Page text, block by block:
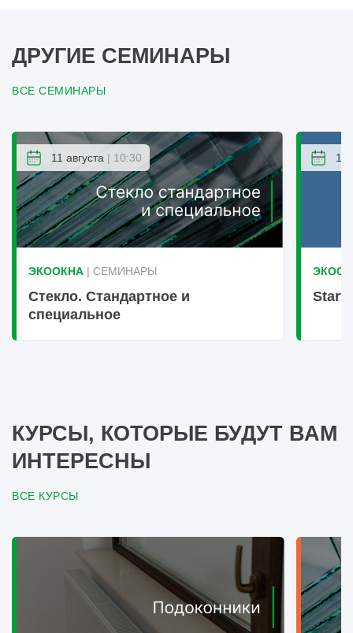
ДРУГИЕ СЕМИНАРЫ
ВСЕ СЕМИНАРЫ
11 августа | 10:30
ЭКООКНА | СЕМИНАРЫ
Стекло. Стандартное и
специальное
12
КУРСЫ, КОТОРЫЕ БУДУТ ВАМ
ИНТЕРЕСНЫ
ВСЕ КУРСЫ